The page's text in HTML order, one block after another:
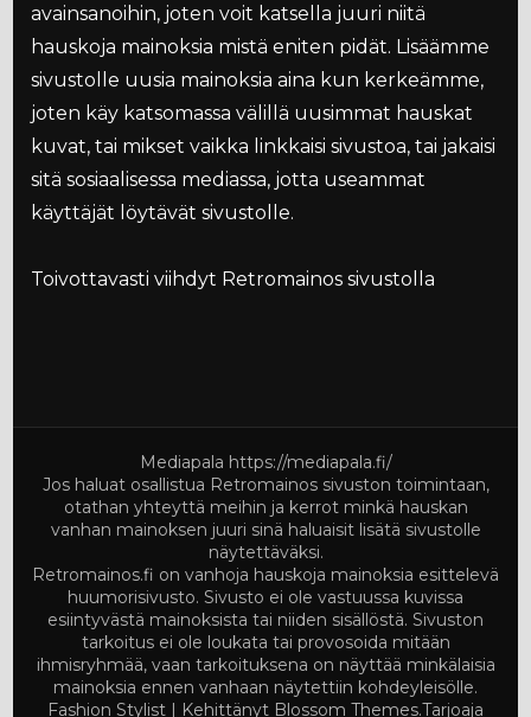
avainsanoihin, joten voit katsella juuri niitä
hauskoja mainoksia mistä eniten pidät. Lisäämme
sivustolle uusia mainoksia aina kun kerkeämme,
joten käy katsomassa välillä uusimmat hauskat
kuvat, tai mikset vaikka linkkaisi sivustoa, tai jakaisi
sitä sosiaalisessa mediassa, jotta useammat
käyttäjät löytävät sivustolle.
Toivottavasti viihdyt Retromainos sivustolla
Mediapala https://mediapala.fi/
Jos haluat osallistua Retromainos sivuston toimintaan,
otathan yhteyttä meihin ja kerrot minkä hauskan
vanhan mainoksen juuri sinä haluaisit lisätä sivustolle
näytettäväksi.
Retromainos.fi on vanhoja hauskoja mainoksia esittelevä
huumorisivusto. Sivusto ei ole vastuussa kuvissa
esiintyvästä mainoksista tai niiden sisällöstä. Sivuston
tarkoitus ei ole loukata tai provosoida mitään
ihmisryhmää, vaan tarkoituksena on näyttää minkälaisia
mainoksia ennen vanhaan näytettiin kohdeyleisölle.
Fashion Stylist | Kehittänyt Blossom Themes.Tarjoaja